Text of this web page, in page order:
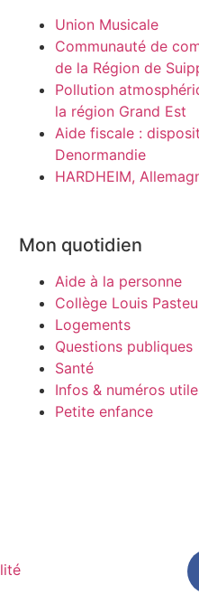
Union Musicale
Communauté de
de la Région de
Pollution
la région Grand Est
Aide fiscale :
Denormandie
HARDHEIM,
Mon quotidien
Aide à la personne
Collège Louis
Logements
Questions publiques
Santé
Infos & numéros
Petite enfance